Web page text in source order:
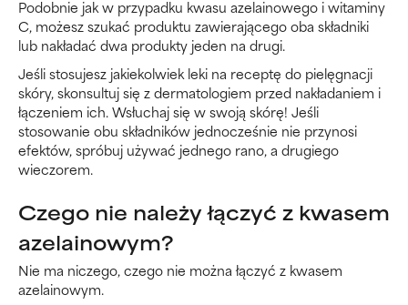
Podobnie jak w przypadku kwasu azelainowego i witaminy
C, możesz szukać produktu zawierającego oba składniki
lub nakładać dwa produkty jeden na drugi.
Jeśli stosujesz jakiekolwiek leki na receptę do pielęgnacji
skóry, skonsultuj się z dermatologiem przed nakładaniem i
łączeniem ich. Wsłuchaj się w swoją skórę! Jeśli
stosowanie obu składników jednocześnie nie przynosi
efektów, spróbuj używać jednego rano, a drugiego
wieczorem.
Czego nie należy łączyć z kwasem
azelainowym?
Nie ma niczego, czego nie można łączyć z kwasem
azelainowym.